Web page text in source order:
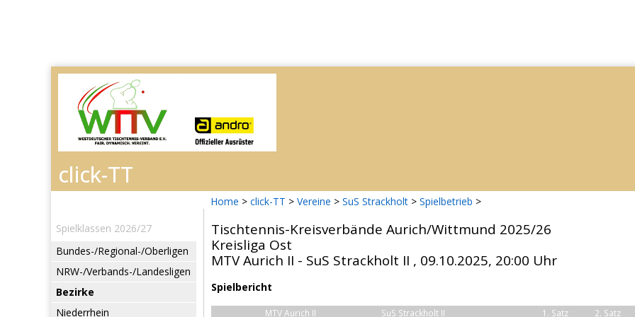
Home > click-TT > Vereine > SuS Strackholt > Spielbetrieb >
Spielklassen 2026/27
Bundes-/Regional-/Oberligen
NRW-/Verbands-/Landesligen
Bezirke
Niederrhein
Tischtennis-Kreisverbände Aurich/Wittmund 2025/26
Kreisliga Ost
MTV Aurich II - SuS Strackholt II , 09.10.2025, 20:00 Uhr
Spielbericht
MTV Aurich II SuS Strackholt II 1. Satz 2. Satz